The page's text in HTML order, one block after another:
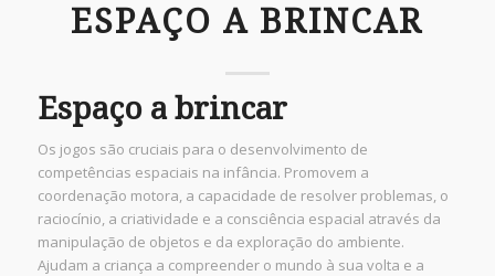
ESPAÇO A BRINCAR
Espaço a brincar
Os jogos são cruciais para o desenvolvimento de
competências espaciais na infância. Promovem a
coordenação motora, a capacidade de resolver problemas, o
raciocínio, a criatividade e a consciência espacial através da
manipulação de objetos e da exploração do ambiente.
Ajudam a criança a compreender o mundo à sua volta e a